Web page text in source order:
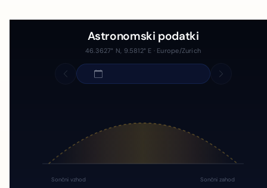
Astronomski podatki
46.3627° N, 9.5812° E · Europe/Zurich
Sončni vzhod Sončni zahod